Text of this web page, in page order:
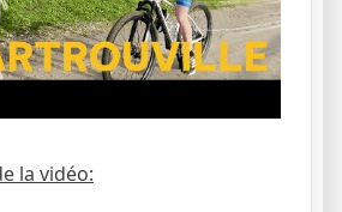
la vidéo: